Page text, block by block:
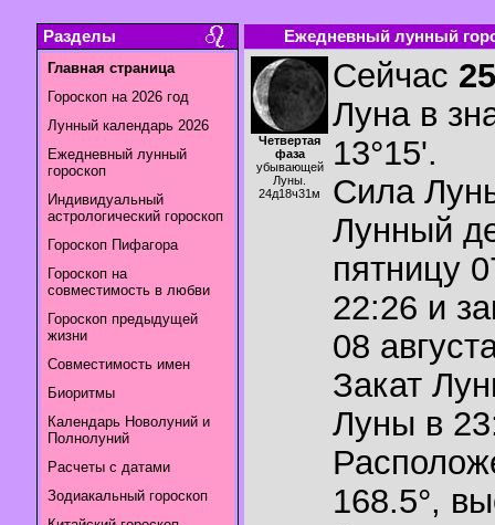
Разделы
Главная страница
Гороскоп на 2026 год
Лунный календарь 2026
Ежедневный лунный
гороскоп
Индивидуальный
астрологический гороскоп
Гороскоп Пифагора
Гороскоп на
совместимость в любви
Гороскоп предыдущей
жизни
Совместимость имен
Биоритмы
Календарь Новолуний и
Полнолуний
Расчеты с датами
Зодиакальный гороскоп
Ежедневный лунный
Четвертая
фаза
убывающей
Луны.
24д18ч31м
Сейчас
Луна в
13°15'.
Сила
Лунный
пятницу
22:26 и
08
Закат
Луны в
168.5°,